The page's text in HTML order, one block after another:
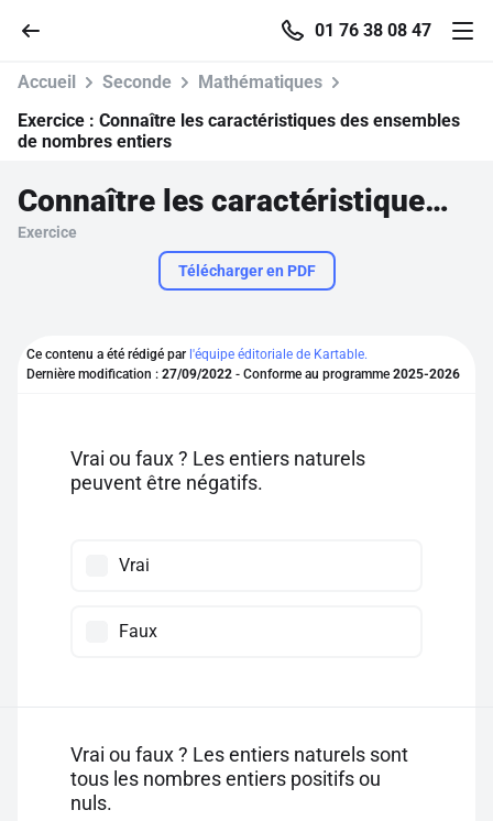
01 76 38 08 47
Parcourir
Se connecter
Pour profiter de 10 contenus offerts.
Accueil Seconde
Mathématiques
Exercice : Connaître les caractéristiques des ensembles
de nombres entiers
Connaître les caractéristiques des ensembles de nombres entiers
Exercice
Télécharger en PDF
Ce contenu a été rédigé par l'équipe éditoriale de Kartable.
Dernière modification : 27/09/2022 - Conforme au programme 2025-2026
Vrai ou faux ? Les entiers naturels
peuvent être négatifs.
Vrai
Faux
Vrai ou faux ? Les entiers naturels sont
tous les nombres entiers positifs ou
nuls.